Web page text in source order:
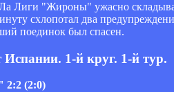
Лиги "Жироны" ужасно
схлопотал два
поединок был спасен.
1-й круг. 1-й тур.
(2:0)